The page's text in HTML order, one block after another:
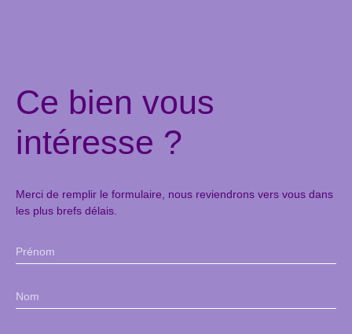
Ce bien vous
intéresse ?
Merci de remplir le formulaire, nous reviendrons vers vous dans
les plus brefs délais.
Prénom
Nom